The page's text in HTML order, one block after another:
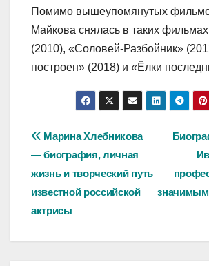
Помимо вышеупомянутых
Майкова снялась в таких
(2010), «Соловей-Разбойник»
построен» (2018) и «Ёлки
Навигация
по
записям
Марина Хлебникова
— биография, личная
жизнь и творческий путь
известной российской
актрисы